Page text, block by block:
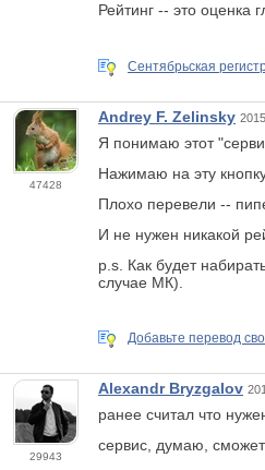
Рейтинг -- это оценка
Сентябрьская
47428
Andrey F. Zelinsky
Я понимаю этот
Нажимаю на эту
Плохо перевели --
И не нужен никакой
p.s. Как будет
случае МК).
Добавьте перевод
29943
Alexandr Bryzgalov
ранее считал что
сервис, думаю,